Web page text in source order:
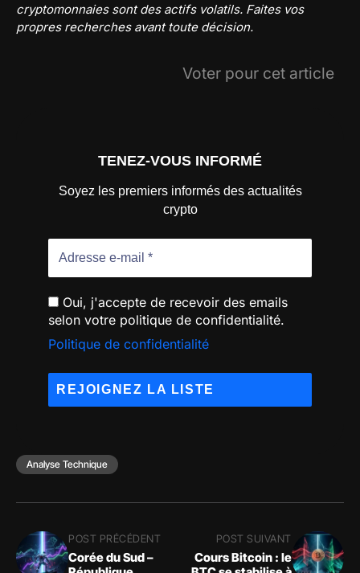
cryptomonnaies sont des actifs volatils. Faites vos
propres recherches avant toute décision.
Voter pour cet article
TENEZ-VOUS INFORMÉ
Soyez les premiers informés des actualités
crypto
Oui, j'accepte de recevoir des emails
selon votre politique de confidentialité.
Politique de confidentialité
Analyse Technique
POST PRÉCÉDENT
Corée du Sud –
POST SUIVANT
Cours Bitcoin : le